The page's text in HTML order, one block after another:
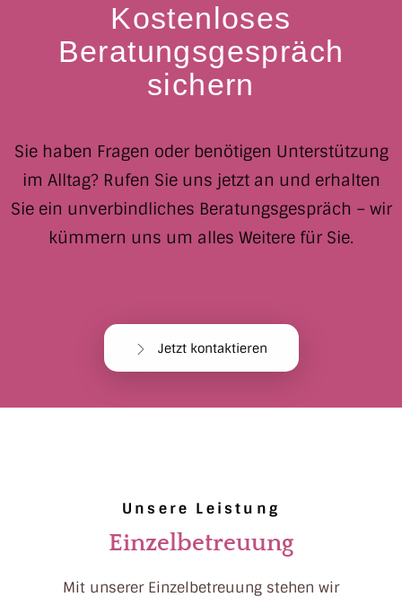
Kostenloses
Beratungsgespräch
sichern
Sie haben Fragen oder benötigen Unterstützung
im Alltag? Rufen Sie uns jetzt an und erhalten
Sie ein unverbindliches Beratungsgespräch – wir
kümmern uns um alles Weitere für Sie.
Jetzt kontaktieren
Unsere Leistung
Einzelbetreuung
Mit unserer Einzelbetreuung stehen wir